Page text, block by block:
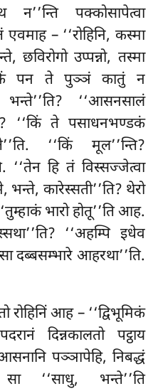
न’’न्ति पक्कोसापेत्वा
– ‘‘रोहिनि, कस्मा
छविरोगो उप्पन्नो, तस्मा
पन ते पुञ्ञं कातुं न
भन्ते’’ति? ‘‘आसनसालं
‘‘किं ते पसाधनभण्डकं
‘‘किं मूल’’न्ति?
‘‘तेन हि तं विस्सज्जेत्वा
कारेस्सती’’ति? थेरो
भारो होतू’’ति आह.
‘‘अहम्पि इधेव
दब्बसम्भारे आहरथा’’ति.
आह – ‘‘द्विभूमिकं
दिन्नकालतो पट्ठाय
पञ्ञापेहि, निबद्धं
सा ‘‘साधु, भन्ते’’ति